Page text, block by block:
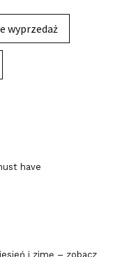
wyprzedaż
have
i zimę – zobacz